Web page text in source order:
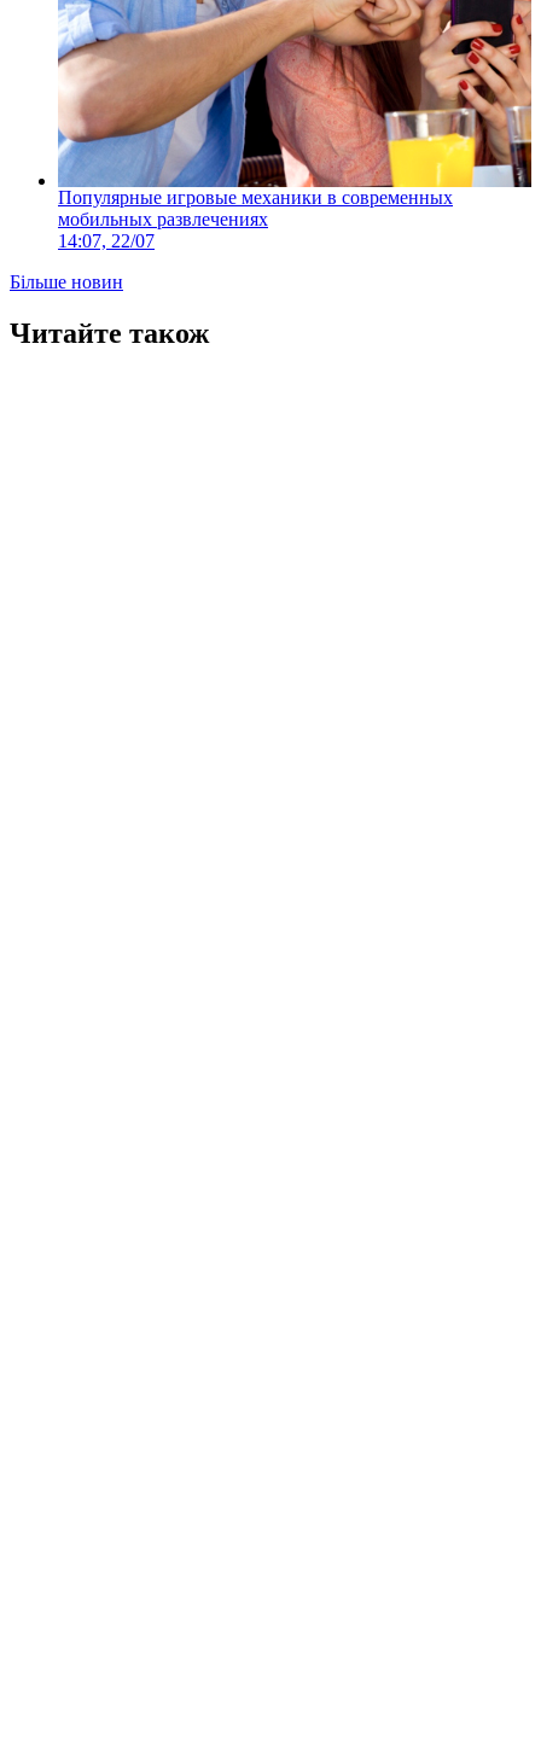
Популярные игровые механики в современных
мобильных развлечениях
14:07, 22/07
Більше новин
Читайте також